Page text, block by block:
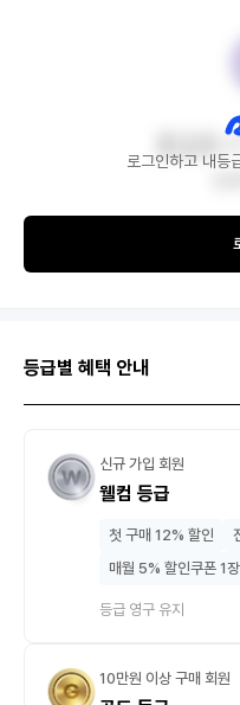
로그인하고 내등
등급별 혜택 안내
신규 가입 회원
웰컴 등급
첫 구매 12% 할인
매월 5% 할인쿠폰 1장
등급 영구 유지
10만원 이상 구매 회원